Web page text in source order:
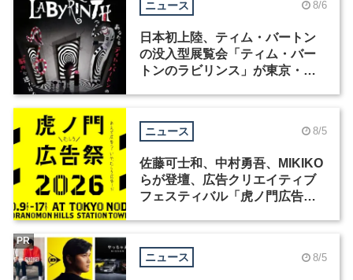
ニュース 8/6
日本初上陸、ティム・バートン
の没入型展覧会「ティム・バー
トンのラビリンス」が東京・豊
ニュース 8/5
佐藤可士和、中村勇吾、MIKIKO
らが登壇、広告クリエイティブ
フェスティバル「虎ノ門広告
ニュース 8/5
PR